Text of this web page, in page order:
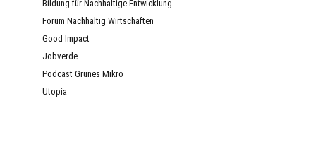
Bildung für Nachhaltige Entwicklung
Forum Nachhaltig Wirtschaften
Good Impact
Jobverde
Podcast Grünes Mikro
Utopia